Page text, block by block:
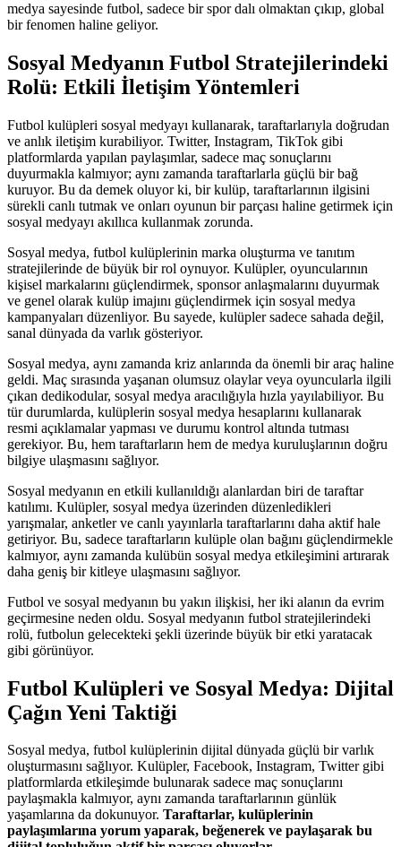
medya sayesinde futbol, sadece bir spor dalı olmaktan çıkıp, global
bir fenomen haline geliyor.
Sosyal Medyanın Futbol Stratejilerindeki
Rolü: Etkili İletişim Yöntemleri
Futbol kulüpleri sosyal medyayı kullanarak, taraftarlarıyla doğrudan
ve anlık iletişim kurabiliyor. Twitter, Instagram, TikTok gibi
platformlarda yapılan paylaşımlar, sadece maç sonuçlarını
duyurmakla kalmıyor; aynı zamanda taraftarlarla güçlü bir bağ
kuruyor. Bu da demek oluyor ki, bir kulüp, taraftarlarının ilgisini
sürekli canlı tutmak ve onları oyunun bir parçası haline getirmek için
sosyal medyayı akıllıca kullanmak zorunda.
Sosyal medya, futbol kulüplerinin marka oluşturma ve tanıtım
stratejilerinde de büyük bir rol oynuyor. Kulüpler, oyuncularının
kişisel markalarını güçlendirmek, sponsor anlaşmalarını duyurmak
ve genel olarak kulüp imajını güçlendirmek için sosyal medya
kampanyaları düzenliyor. Bu sayede, kulüpler sadece sahada değil,
sanal dünyada da varlık gösteriyor.
Sosyal medya, aynı zamanda kriz anlarında da önemli bir araç haline
geldi. Maç sırasında yaşanan olumsuz olaylar veya oyuncularla ilgili
çıkan dedikodular, sosyal medya aracılığıyla hızla yayılabiliyor. Bu
tür durumlarda, kulüplerin sosyal medya hesaplarını kullanarak
resmi açıklamalar yapması ve durumu kontrol altında tutması
gerekiyor. Bu, hem taraftarların hem de medya kuruluşlarının doğru
bilgiye ulaşmasını sağlıyor.
Sosyal medyanın en etkili kullanıldığı alanlardan biri de taraftar
katılımı. Kulüpler, sosyal medya üzerinden düzenledikleri
yarışmalar, anketler ve canlı yayınlarla taraftarlarını daha aktif hale
getiriyor. Bu, sadece taraftarların kulüple olan bağını güçlendirmekle
kalmıyor, aynı zamanda kulübün sosyal medya etkileşimini artırarak
daha geniş bir kitleye ulaşmasını sağlıyor.
Futbol ve sosyal medyanın bu yakın ilişkisi, her iki alanın da evrim
geçirmesine neden oldu. Sosyal medyanın futbol stratejilerindeki
rolü, futbolun gelecekteki şekli üzerinde büyük bir etki yaratacak
gibi görünüyor.
Futbol Kulüpleri ve Sosyal Medya: Dijital
Çağın Yeni Taktiği
Sosyal medya, futbol kulüplerinin dijital dünyada güçlü bir varlık
oluşturmasını sağlıyor. Kulüpler, Facebook, Instagram, Twitter gibi
platformlarda etkileşimde bulunarak sadece maç sonuçlarını
paylaşmakla kalmıyor, aynı zamanda taraftarlarının günlük
yaşamlarına da dokunuyor. Taraftarlar, kulüplerinin
paylaşımlarına yorum yaparak, beğenerek ve paylaşarak bu